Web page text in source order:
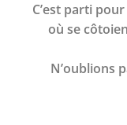
C’est parti
où se
N’oublions